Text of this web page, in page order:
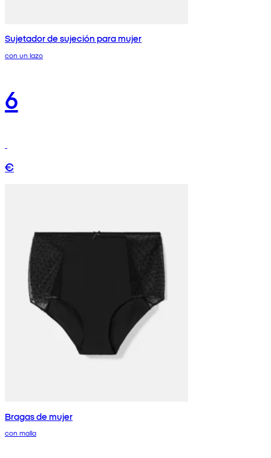
Sujetador de sujeción para mujer
con un lazo
6
€
Bragas de mujer
con malla